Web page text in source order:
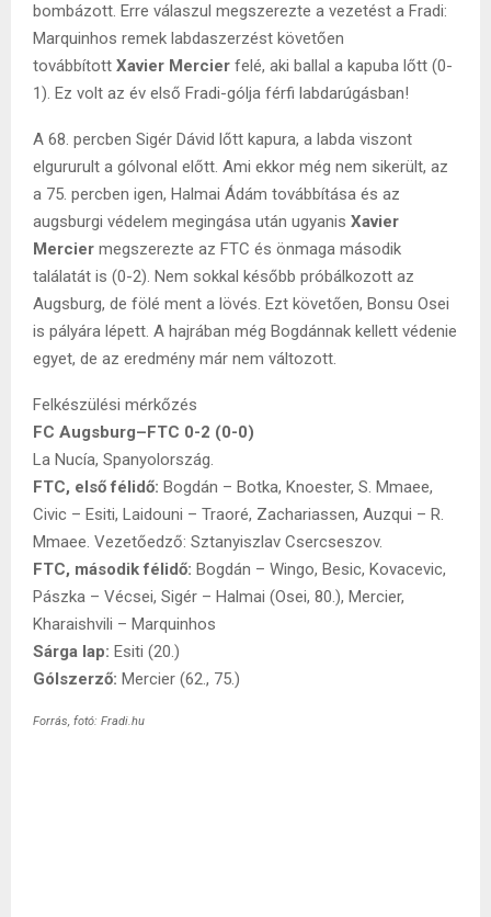
bombázott. Erre válaszul megszerezte a vezetést a Fradi:
Marquinhos remek labdaszerzést követően
továbbított Xavier Mercier felé, aki ballal a kapuba lőtt (0-
1). Ez volt az év első Fradi-gólja férfi labdarúgásban!
A 68. percben Sigér Dávid lőtt kapura, a labda viszont
elgururult a gólvonal előtt. Ami ekkor még nem sikerült, az
a 75. percben igen, Halmai Ádám továbbítása és az
augsburgi védelem megingása után ugyanis Xavier
Mercier megszerezte az FTC és önmaga második
találatát is (0-2). Nem sokkal később próbálkozott az
Augsburg, de fölé ment a lövés. Ezt követően, Bonsu Osei
is pályára lépett. A hajrában még Bogdánnak kellett védenie
egyet, de az eredmény már nem változott.
Felkészülési mérkőzés
FC Augsburg–FTC 0-2 (0-0)
La Nucía, Spanyolország.
FTC, első félidő: Bogdán – Botka, Knoester, S. Mmaee,
Civic – Esiti, Laidouni – Traoré, Zachariassen, Auzqui – R.
Mmaee. Vezetőedző: Sztanyiszlav Csercseszov.
FTC, második félidő: Bogdán – Wingo, Besic, Kovacevic,
Pászka – Vécsei, Sigér – Halmai (Osei, 80.), Mercier,
Kharaishvili – Marquinhos
Sárga lap: Esiti (20.)
Gólszerző: Mercier (62., 75.)
Forrás, fotó: Fradi.hu